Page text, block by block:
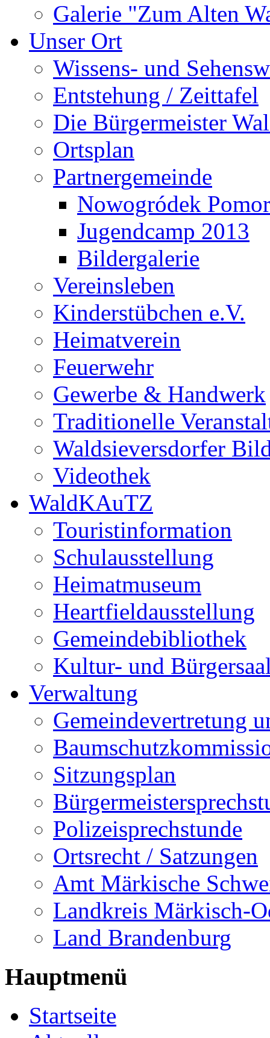
Galerie "Zum Alten
Unser Ort
Wissens- und
Entstehung / Zeittafel
Die Bürgermeister
Ortsplan
Partnergemeinde
Nowogródek
Jugendcamp 2013
Bildergalerie
Vereinsleben
Kinderstübchen e.V.
Heimatverein
Feuerwehr
Gewerbe & Handwerk
Traditionelle
Waldsieversdorfer
Videothek
WaldKAuTZ
Touristinformation
Schulausstellung
Heimatmuseum
Heartfieldausstellung
Gemeindebibliothek
Kultur- und
Verwaltung
Gemeindevertretung
Sitzungsplan
Polizeisprechstunde
Ortsrecht / Satzungen
Amt Märkische
Landkreis Märkisch-
Land Brandenburg
Hauptmenü
Startseite